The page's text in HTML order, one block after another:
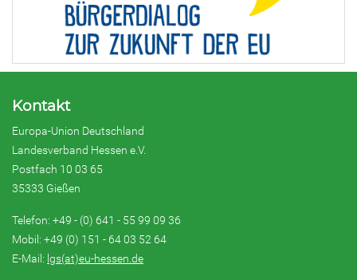
Kontakt
Europa-Union Deutschland
Landesverband Hessen e.V.
Postfach 10 03 65
35333 Gießen
Telefon: +49 - (0) 641 - 55 99 09 36
Mobil: +49 (0) 151 - 64 03 52 64
E-Mail: lgs(at)eu-hessen.de